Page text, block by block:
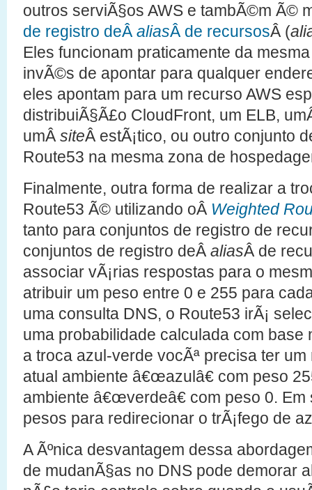
outros serviÃ§os AWS e tambÃ©m Ã©
de registro deÂ aliasÂ de recursosÂ (
Eles funcionam praticamente da
invÃ©s de apontar para qualquer
eles apontam para um recurso AWS
distribuiÃ§Ã£o CloudFront, um ELB,
umÂ siteÂ estÃ¡tico, ou outro conjunto
Route53 na mesma zona de
Finalmente, outra forma de realizar a
Route53 Ã© utilizando oÂ Weighted
tanto para conjuntos de registro de
conjuntos de registro deÂ aliasÂ de
associar vÃ¡rias respostas para o
atribuir um peso entre 0 e 255 para
uma consulta DNS, o Route53 irÃ¡
uma probabilidade calculada com
a troca azul-verde vocÃª precisa ter
atual ambiente â€œazulâ€ com peso
ambiente â€œverdeâ€ com peso 0.
pesos para redirecionar o trÃ¡fego de
A Ãºnica desvantagem dessa
de mudanÃ§as no DNS pode demorar